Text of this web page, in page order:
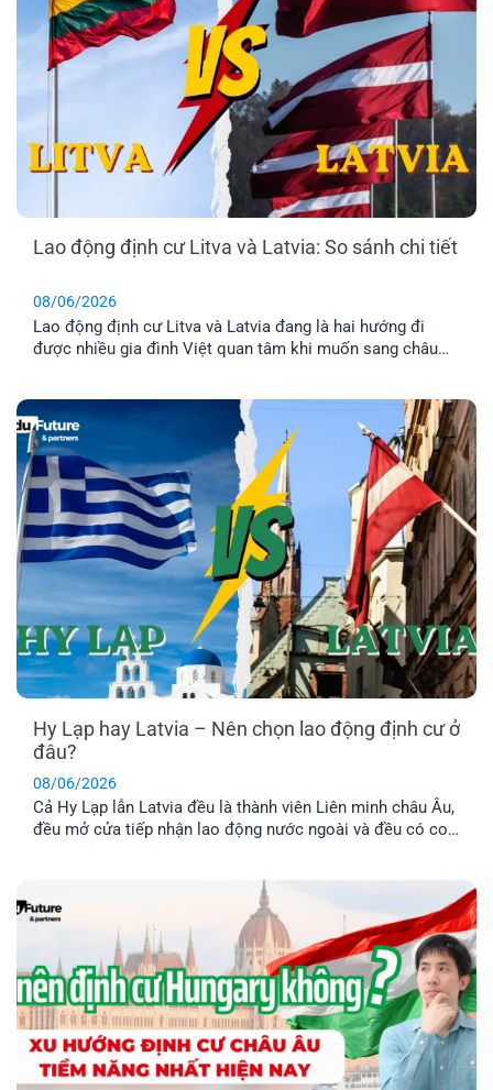
Lao động định cư Litva và Latvia: So sánh chi tiết
08/06/2026
Lao động định cư Litva và Latvia đang là hai hướng đi
được nhiều gia đình Việt quan tâm khi muốn sang châu
lương, chi phí sinh hoạt, môi trường sống [...]
Hy Lạp hay Latvia – Nên chọn lao động định cư ở
đâu?
08/06/2026
Cả Hy Lạp lẫn Latvia đều là thành viên Liên minh châu Âu,
đều mở cửa tiếp nhận lao động nước ngoài và đều có con